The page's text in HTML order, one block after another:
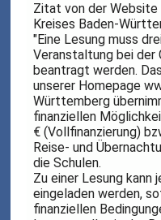
Zitat von der
Kreises Baden-
"Eine Lesung muss
Veranstaltung bei
beantragt werden.
unserer Homepage
Württemberg
finanziellen
€ (Vollfinanzierung)
Reise- und
die Schulen.
Zu einer Lesung
eingeladen werden,
finanziellen